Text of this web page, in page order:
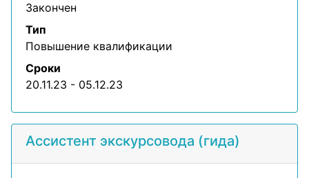
Закончен
Тип
Повышение квалификации
Сроки
20.11.23 - 05.12.23
Ассистент экскурсовода (гида)